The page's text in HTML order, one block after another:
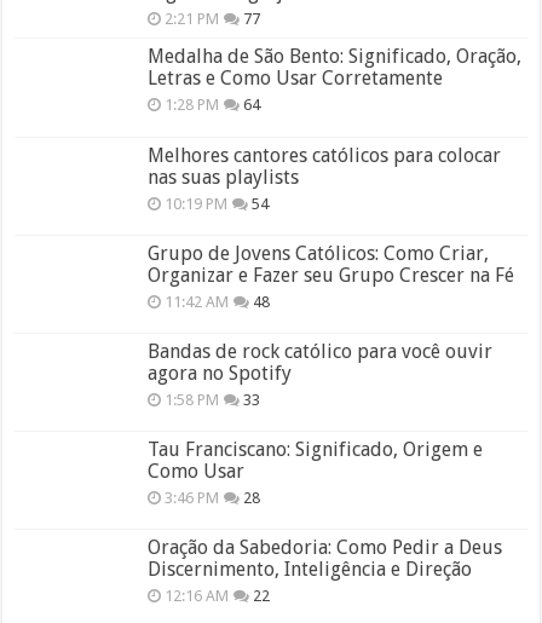
2:21 PM 77
Medalha de São Bento: Significado, Oração,
Letras e Como Usar Corretamente
1:28 PM 64
Melhores cantores católicos para colocar
nas suas playlists
10:19 PM 54
Grupo de Jovens Católicos: Como Criar,
Organizar e Fazer seu Grupo Crescer na Fé
11:42 AM 48
Bandas de rock católico para você ouvir
agora no Spotify
1:58 PM 33
Tau Franciscano: Significado, Origem e
Como Usar
3:46 PM 28
Oração da Sabedoria: Como Pedir a Deus
Discernimento, Inteligência e Direção
12:16 AM 22